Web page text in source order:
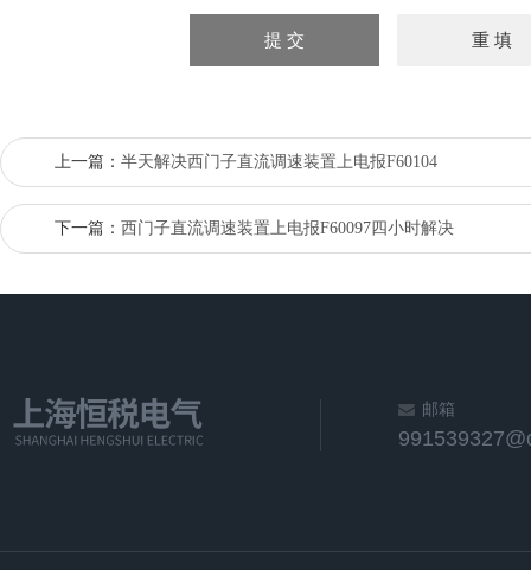
上一篇： 半天解决西门子直流调速装置上电报F60104
下一篇： 西门子直流调速装置上电报F60097四小时解决
邮箱